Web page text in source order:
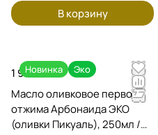
из плодов тысячелетних
оливковых деревьев),
В корзину
Новинка Эко
1 950 ₽
Масло оливковое первого
отжима Арбонаида ЭКО
(оливки Пикуаль), 250мл /